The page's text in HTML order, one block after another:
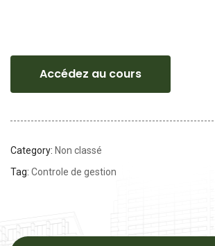
Accédez au cours
Category: Non classé
Tag: Controle de gestion